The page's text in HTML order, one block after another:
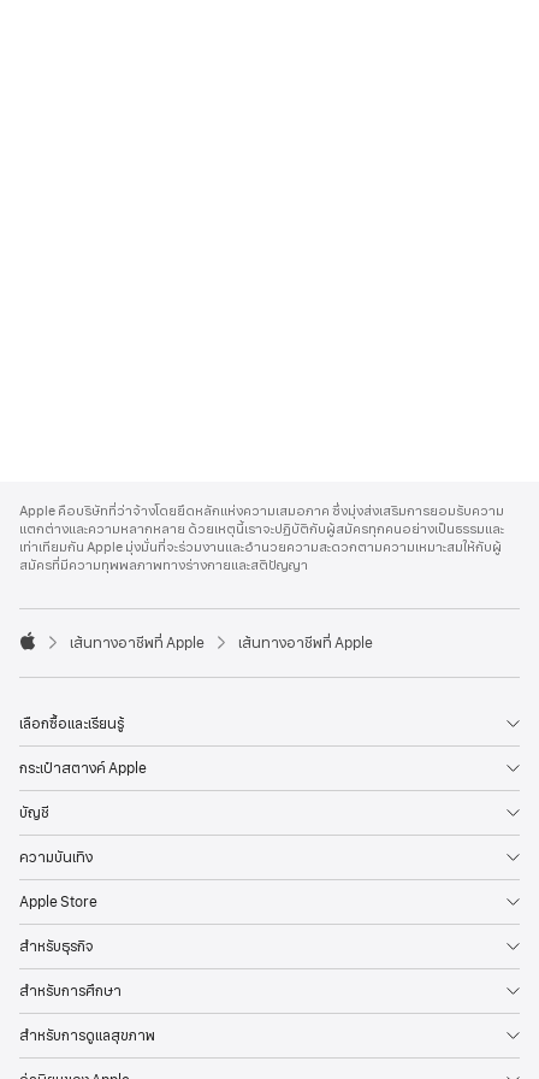
p
p
l
e
o
t
r
Apple คือบริษัทที่ว่าจ้างโดยยึดหลักแห่งความเสมอภาค ซึ่งมุ่งส่งเสริมการยอมรับความ
แตกต่างและความหลากหลาย ด้วยเหตุนี้เราจะปฏิบัติกับผู้สมัครทุกคนอย่างเป็นธรรมและ
เท่าเทียมกัน Apple มุ่งมั่นที่จะร่วมงานและอำนวยความสะดวกตามความเหมาะสมให้กับผู้
สมัครที่มีความทุพพลภาพทางร่างกายและสติปัญญา

p
l
เส้นทางอาชีพที่ Apple เส้นทางอาชีพที่ Apple
เลือกซื้อและเรียนรู้
กระเป๋าสตางค์ Apple
บัญชี
ความบันเทิง
Apple Store
สำหรับธุรกิจ
สำหรับการศึกษา
สำหรับการดูแลสุขภาพ